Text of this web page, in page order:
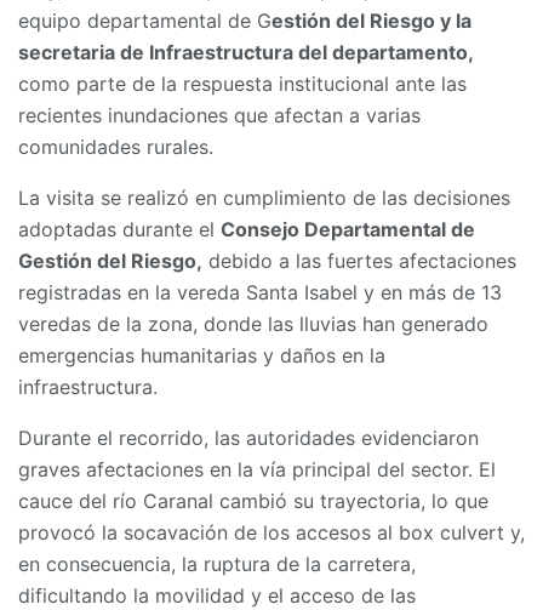
equipo departamental de Gestión del Riesgo y la
secretaria de Infraestructura del departamento,
como parte de la respuesta institucional ante las
recientes inundaciones que afectan a varias
comunidades rurales.
La visita se realizó en cumplimiento de las decisiones
adoptadas durante el Consejo Departamental de
Gestión del Riesgo, debido a las fuertes afectaciones
registradas en la vereda Santa Isabel y en más de 13
veredas de la zona, donde las lluvias han generado
emergencias humanitarias y daños en la
infraestructura.
Durante el recorrido, las autoridades evidenciaron
graves afectaciones en la vía principal del sector. El
cauce del río Caranal cambió su trayectoria, lo que
provocó la socavación de los accesos al box culvert y,
en consecuencia, la ruptura de la carretera,
dificultando la movilidad y el acceso de las